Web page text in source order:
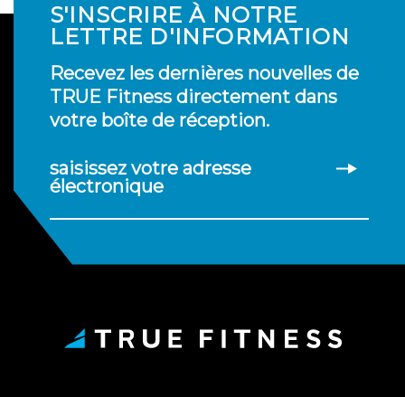
S'INSCRIRE À NOTRE
LETTRE D'INFORMATION
Recevez les dernières nouvelles de
TRUE Fitness directement dans
votre boîte de réception.
saisissez votre adresse
électronique